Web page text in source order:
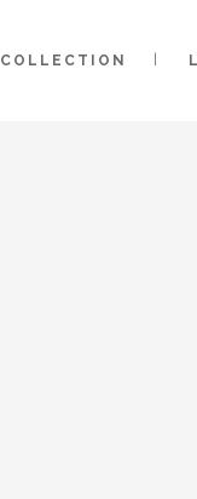
COLLECTION